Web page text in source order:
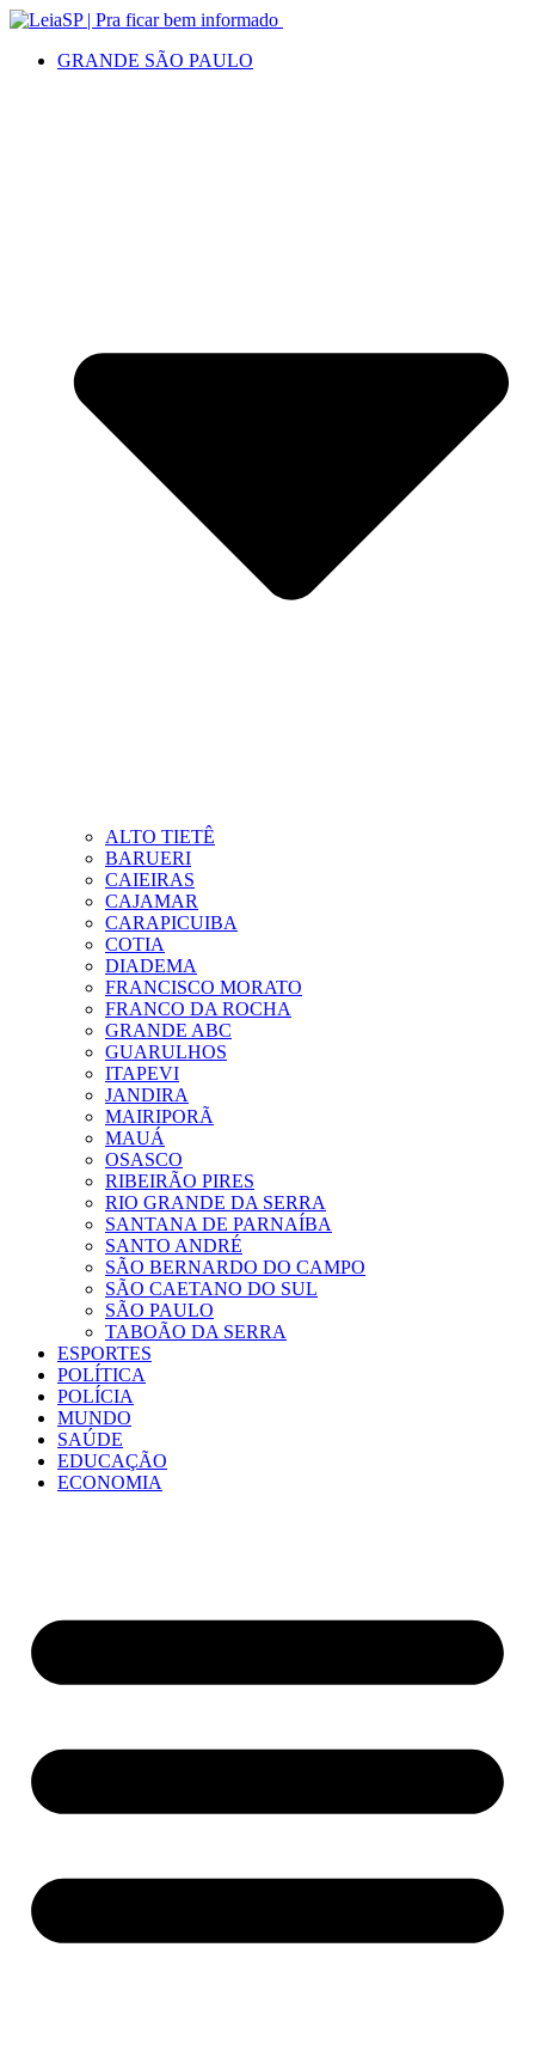
GRANDE SÃO PAULO
ALTO TIETÊ
BARUERI
CAIEIRAS
CAJAMAR
CARAPICUIBA
COTIA
DIADEMA
FRANCISCO MORATO
FRANCO DA ROCHA
GRANDE ABC
GUARULHOS
ITAPEVI
JANDIRA
MAIRIPORÃ
MAUÁ
OSASCO
RIBEIRÃO PIRES
RIO GRANDE DA SERRA
SANTANA DE PARNAÍBA
SANTO ANDRÉ
SÃO BERNARDO DO CAMPO
SÃO CAETANO DO SUL
SÃO PAULO
TABOÃO DA SERRA
ESPORTES
POLÍTICA
POLÍCIA
MUNDO
SAÚDE
EDUCAÇÃO
ECONOMIA